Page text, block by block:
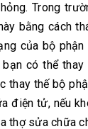
Trong
bằng cách
của bộ
có thể
thay thế bộ
điện tử, nếu
thợ sửa chữa